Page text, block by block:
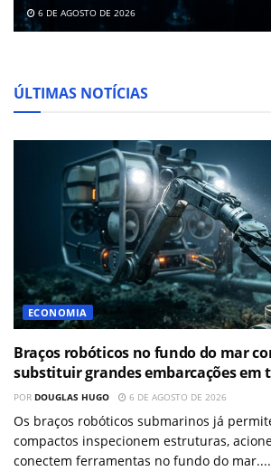
6 DE AGOSTO DE 2026
ÚLTIMAS NOTÍCIAS
ECONOMIA
Braços robóticos no fundo do mar
substituir grandes embarcações em
POR DOUGLAS HUGO 6 DE AGOSTO DE 2026
Os braços robóticos submarinos já
compactos inspecionem estruturas,
conectem ferramentas no fundo do mar....